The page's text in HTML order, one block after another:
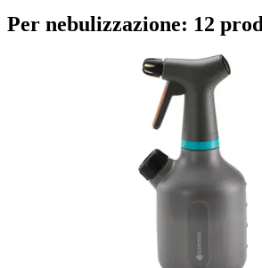
Per nebulizzazione: 12